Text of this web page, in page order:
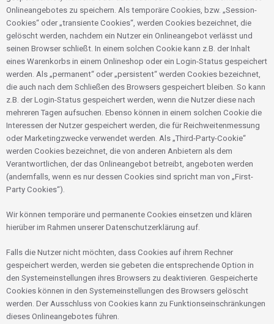
Onlineangebotes zu speichern. Als temporäre Cookies, bzw. „Session-
Cookies“ oder „transiente Cookies“, werden Cookies bezeichnet, die
gelöscht werden, nachdem ein Nutzer ein Onlineangebot verlässt und
seinen Browser schließt. In einem solchen Cookie kann z.B. der Inhalt
eines Warenkorbs in einem Onlineshop oder ein Login-Status gespeichert
werden. Als „permanent“ oder „persistent“ werden Cookies bezeichnet,
die auch nach dem Schließen des Browsers gespeichert bleiben. So kann
z.B. der Login-Status gespeichert werden, wenn die Nutzer diese nach
mehreren Tagen aufsuchen. Ebenso können in einem solchen Cookie die
Interessen der Nutzer gespeichert werden, die für Reichweitenmessung
oder Marketingzwecke verwendet werden. Als „Third-Party-Cookie“
werden Cookies bezeichnet, die von anderen Anbietern als dem
Verantwortlichen, der das Onlineangebot betreibt, angeboten werden
(andernfalls, wenn es nur dessen Cookies sind spricht man von „First-
Party Cookies“).
Wir können temporäre und permanente Cookies einsetzen und klären
hierüber im Rahmen unserer Datenschutzerklärung auf.
Falls die Nutzer nicht möchten, dass Cookies auf ihrem Rechner
gespeichert werden, werden sie gebeten die entsprechende Option in
den Systemeinstellungen ihres Browsers zu deaktivieren. Gespeicherte
Cookies können in den Systemeinstellungen des Browsers gelöscht
werden. Der Ausschluss von Cookies kann zu Funktionseinschränkungen
dieses Onlineangebotes führen.